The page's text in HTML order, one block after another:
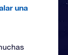
una